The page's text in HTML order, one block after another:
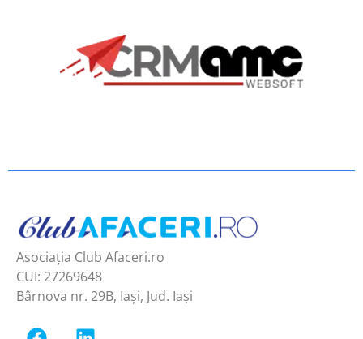
Asociația Club Afaceri.ro
CUI: 27269648
Bârnova nr. 29B, Iași, Jud. Iași